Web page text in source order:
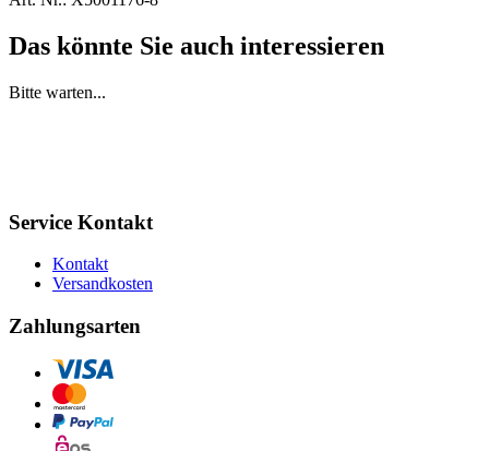
Das könnte Sie auch interessieren
Bitte warten...
Service Kontakt
Kontakt
Versandkosten
Zahlungsarten